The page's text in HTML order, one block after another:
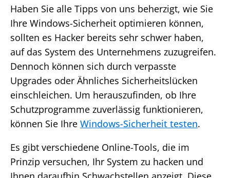
Haben Sie alle Tipps von uns beherzigt, wie Sie
Ihre Windows-Sicherheit optimieren können,
sollten es Hacker bereits sehr schwer haben,
auf das System des Unternehmens zuzugreifen.
Dennoch können sich durch verpasste
Upgrades oder Ähnliches Sicherheitslücken
einschleichen. Um herauszufinden, ob Ihre
Schutzprogramme zuverlässig funktionieren,
können Sie Ihre Windows-Sicherheit testen.
Es gibt verschiedene Online-Tools, die im
Prinzip versuchen, Ihr System zu hacken und